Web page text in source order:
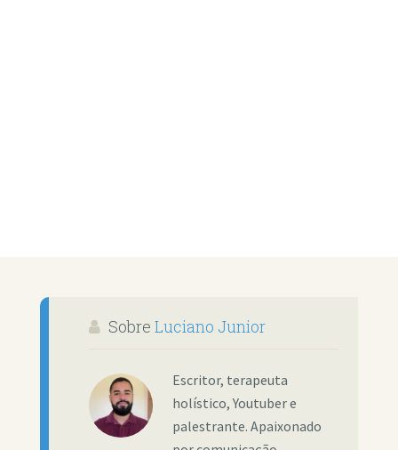
Sobre Luciano Junior
Escritor, terapeuta
holístico, Youtuber e
palestrante. Apaixonado